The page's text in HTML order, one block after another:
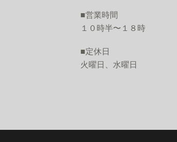
■営業時間
１０時半〜１８時
■定休日
火曜日、水曜日